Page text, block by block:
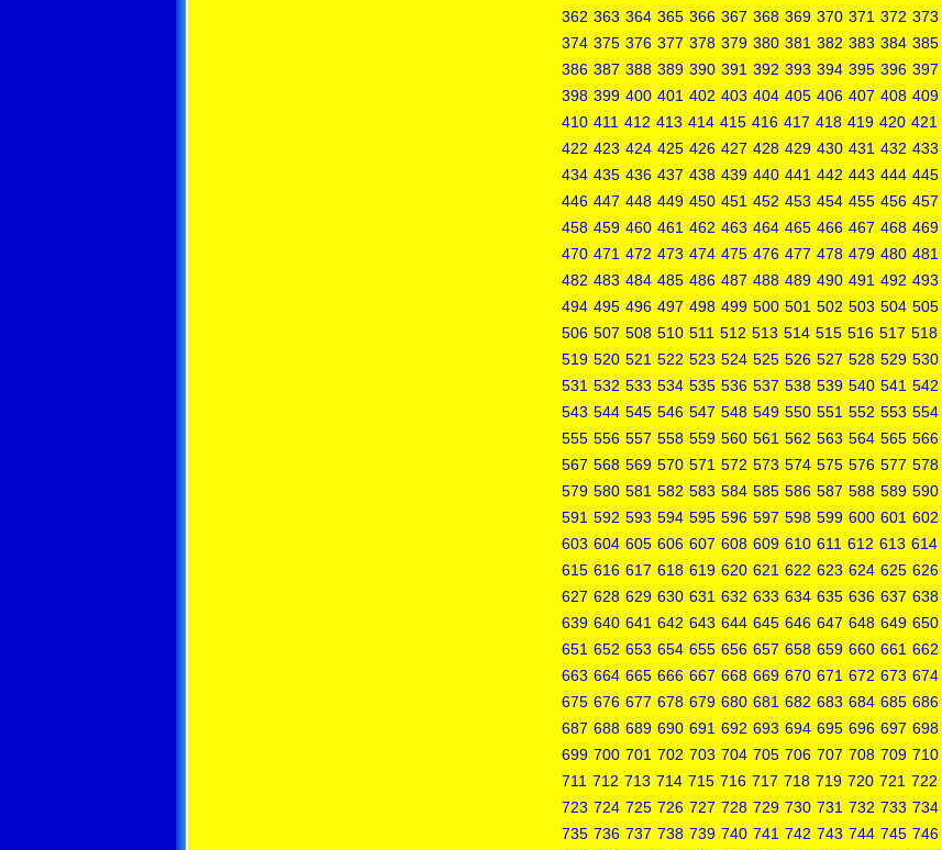
362 363 364 365 366 367 368 369 370 371 372 373
374 375 376 377 378 379 380 381 382 383 384 385
386 387 388 389 390 391 392 393 394 395 396 397
398 399 400 401 402 403 404 405 406 407 408 409
410 411 412 413 414 415 416 417 418 419 420 421
422 423 424 425 426 427 428 429 430 431 432 433
434 435 436 437 438 439 440 441 442 443 444 445
446 447 448 449 450 451 452 453 454 455 456 457
458 459 460 461 462 463 464 465 466 467 468 469
470 471 472 473 474 475 476 477 478 479 480 481
482 483 484 485 486 487 488 489 490 491 492 493
494 495 496 497 498 499 500 501 502 503 504 505
506 507 508 510 511 512 513 514 515 516 517 518
519 520 521 522 523 524 525 526 527 528 529 530
531 532 533 534 535 536 537 538 539 540 541 542
543 544 545 546 547 548 549 550 551 552 553 554
555 556 557 558 559 560 561 562 563 564 565 566
567 568 569 570 571 572 573 574 575 576 577 578
579 580 581 582 583 584 585 586 587 588 589 590
591 592 593 594 595 596 597 598 599 600 601 602
603 604 605 606 607 608 609 610 611 612 613 614
615 616 617 618 619 620 621 622 623 624 625 626
627 628 629 630 631 632 633 634 635 636 637 638
639 640 641 642 643 644 645 646 647 648 649 650
651 652 653 654 655 656 657 658 659 660 661 662
663 664 665 666 667 668 669 670 671 672 673 674
675 676 677 678 679 680 681 682 683 684 685 686
687 688 689 690 691 692 693 694 695 696 697 698
699 700 701 702 703 704 705 706 707 708 709 710
711 712 713 714 715 716 717 718 719 720 721 722
723 724 725 726 727 728 729 730 731 732 733 734
735 736 737 738 739 740 741 742 743 744 745 746